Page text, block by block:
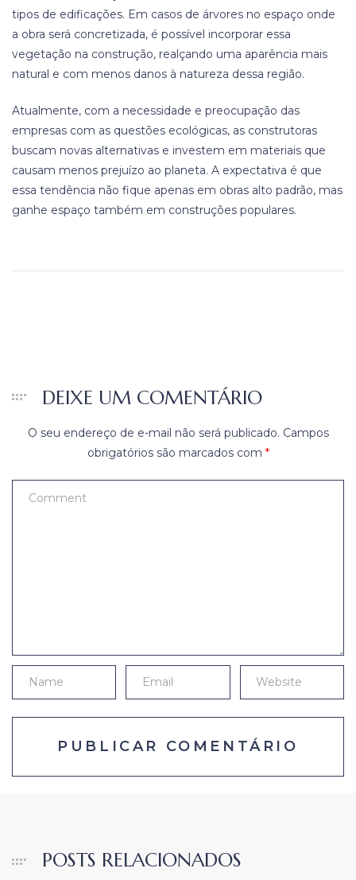
tipos de edificações. Em casos de árvores no espaço onde
a obra será concretizada, é possível incorporar essa
vegetação na construção, realçando uma aparência mais
natural e com menos danos à natureza dessa região.
Atualmente, com a necessidade e preocupação das
empresas com as questões ecológicas, as construtoras
buscam novas alternativas e investem em materiais que
causam menos prejuízo ao planeta. A expectativa é que
essa tendência não fique apenas em obras alto padrão, mas
ganhe espaço também em construções populares.
DEIXE UM COMENTÁRIO
O seu endereço de e-mail não será publicado. Campos
obrigatórios são marcados com *
POSTS RELACIONADOS